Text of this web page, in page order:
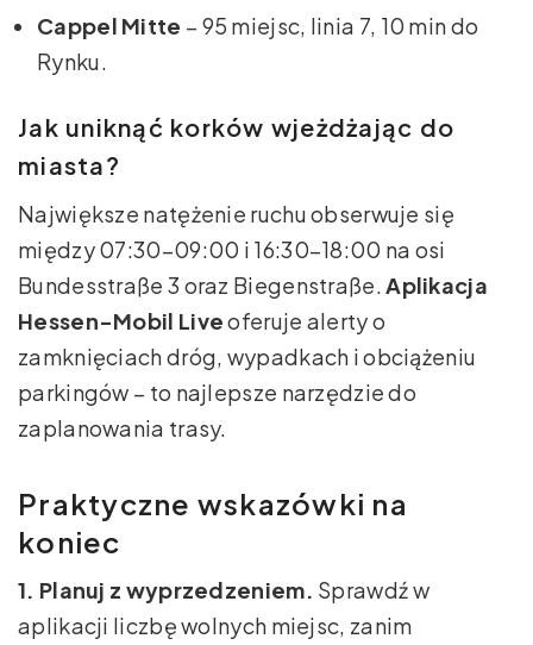
Cappel Mitte – 95 miejsc, linia 7, 10 min do
Rynku.
Jak uniknąć korków wjeżdżając do
miasta?
Największe natężenie ruchu obserwuje się
między 07:30–09:00 i 16:30–18:00 na osi
Bundesstraße 3 oraz Biegenstraße.Aplikacja
Hessen-Mobil Liveoferuje alerty o
zamknięciach dróg, wypadkach i obciążeniu
parkingów – to najlepsze narzędzie do
zaplanowania trasy.
Praktyczne wskazówki na
koniec
1. Planuj z wyprzedzeniem. Sprawdź w
aplikacji liczbę wolnych miejsc, zanim